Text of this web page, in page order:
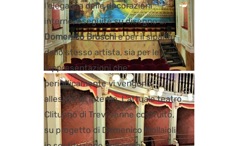
l’eleganza delle decorazioni
interne, eseguite su disegno di
Domenico Bruschie per il sipario,
dello stesso artista, sia per le
rappresentazioni che
periodicamente vi vengono
allestite all’interno. L’attuale teatro
Clitunno di Trevi venne costruito,
su progetto di Domenico Mollaioli,